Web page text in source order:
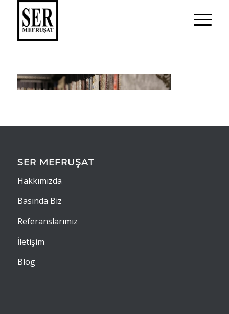
SER MEFRUŞAT
Hakkımızda
Basında Biz
Referanslarımız
İletişim
Blog